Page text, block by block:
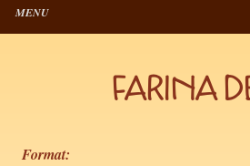
MENU
FARINA
Format: